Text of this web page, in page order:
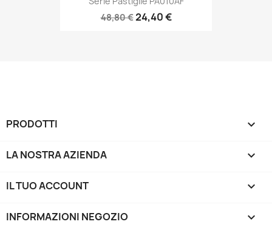
48,80 €24,40 €
PRODOTTI 
LA NOSTRA AZIENDA 
IL TUO ACCOUNT 
INFORMAZIONI NEGOZIO keyboard_arrow_down